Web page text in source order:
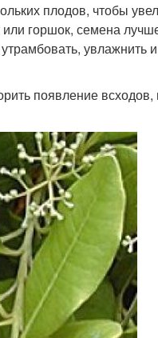
плодов, чтобы
горшок, семена
увлажнить
появление